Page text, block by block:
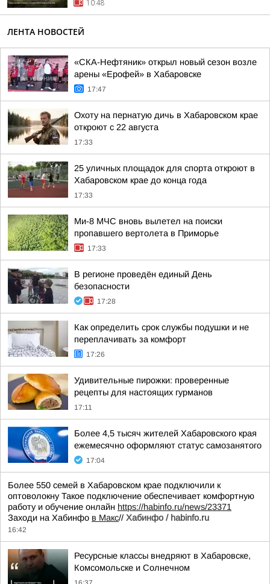
10:48
ЛЕНТА НОВОСТЕЙ
«СКА-Нефтяник» открыл новый сезон возле
арены «Ерофей» в Хабаровске
17:47
Охоту на пернатую дичь в Хабаровском крае
откроют с 22 августа
17:33
25 уличных площадок для спорта откроют в
Хабаровском крае до конца года
17:33
Ми-8 МЧС вновь вылетел на поиски
пропавшего вертолета в Приморье
17:33
В регионе проведён единый День
безопасности
17:28
Как определить срок службы подушки и не
переплачивать за комфорт
17:26
Удивительные пирожки: проверенные
рецепты для настоящих гурманов
17:11
Более 4,5 тысяч жителей Хабаровского края
ежемесячно оформляют статус самозанятого
17:04
Более 550 семей в Хабаровском крае подключили к
оптоволокну Такое подключение обеспечивает комфортную
работу и обучение онлайн https://habinfo.ru/news/23371
Заходи на Хабинфо в Макс// Хабинфо / habinfo.ru
16:42
Ресурсные классы внедряют в Хабаровске,
Комсомольске и Солнечном